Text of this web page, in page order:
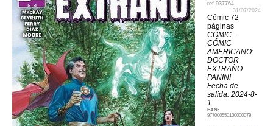
ref 937764
31/07/2024
Cómic 72
páginas
CÓMIC -
CÓMIC
AMERICANO:
DOCTOR
EXTRAÑO
PANINI
Fecha de
salida: 2024-8-
1
EAN:
977000550100000079